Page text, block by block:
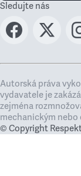
Sledujte nás
Autorská práva
vydavatele je
zejména
mechanickým nebo
© Copyright Respekt